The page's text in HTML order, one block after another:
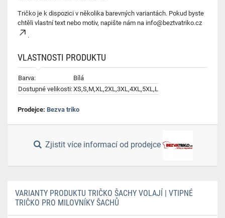
Tričko je k dispozici v několika barevných variantách. Pokud byste
chtěli vlastní text nebo motiv, napište nám na info@beztvatriko.cz
.
VLASTNOSTI PRODUKTU
Barva:
Bílá
Dostupné velikosti:XS,S,M,XL,2XL,3XL,4XL,5XL,L
Prodejce: Bezva triko
Zjistit více informací od prodejce
VARIANTY PRODUKTU TRIČKO ŠACHY VOLAJÍ | VTIPNÉ
TRIČKO PRO MILOVNÍKY ŠACHŮ